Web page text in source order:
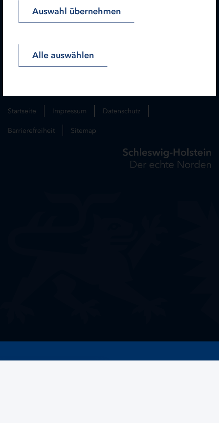
Auswahl übernehmen
Alle auswählen
Newsletter
Startseite Impressum Datenschutz
Barrierefreiheit Sitemap